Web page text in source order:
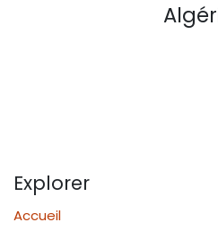
Explorer
Accueil